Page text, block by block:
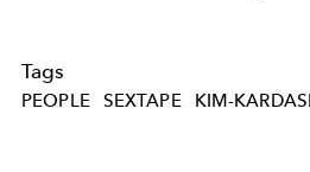
Tags
PEOPLE SEXTAPE KIM-